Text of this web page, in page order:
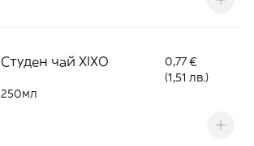
Студен чай XIXO
0,77 €
(1,51 лв.)
250мл